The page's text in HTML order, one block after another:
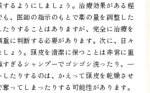
るようにしましょう。治療効果がある程
、医師の指示のもとで薬の量を調整した
たりすることはありますが、完全に治療を
に判断する必要があります。次に、日々
しょう。頭皮を清潔に保つことは非常に重
ぎるシャンプーでゴシゴシ洗ったり、一
したりするのは、かえって頭皮を乾燥させ
ってしまったりする可能性があります。